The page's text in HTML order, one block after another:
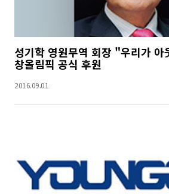
성기학 영원무역 회장 "우리가
창올림픽 공식 후원
2016.09.01